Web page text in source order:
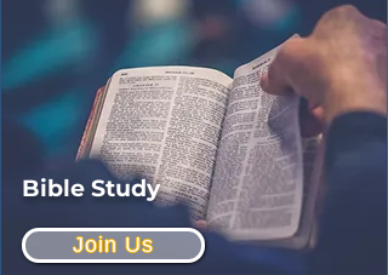
Bible Study
Join Us